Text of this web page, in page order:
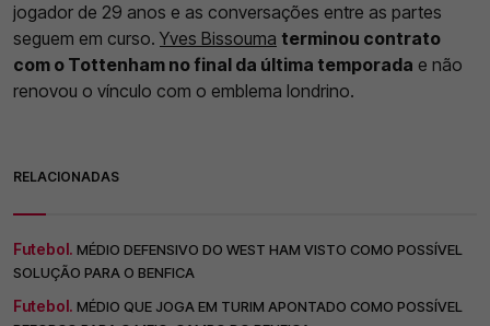
jogador de 29 anos e as conversações entre as partes
seguem em curso. Yves Bissouma terminou contrato
com o Tottenham no final da última temporada e não
renovou o vínculo com o emblema londrino.
RELACIONADAS
Futebol. MÉDIO DEFENSIVO DO WEST HAM VISTO COMO POSSÍVEL
SOLUÇÃO PARA O BENFICA
Futebol. MÉDIO QUE JOGA EM TURIM APONTADO COMO POSSÍVEL